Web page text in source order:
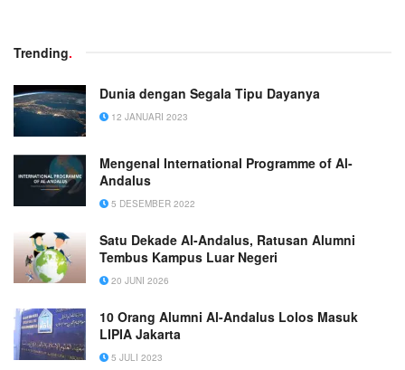
Trending.
Dunia dengan Segala Tipu Dayanya
12 JANUARI 2023
Mengenal International Programme of Al-
Andalus
5 DESEMBER 2022
Satu Dekade Al-Andalus, Ratusan Alumni
Tembus Kampus Luar Negeri
20 JUNI 2026
10 Orang Alumni Al-Andalus Lolos Masuk
LIPIA Jakarta
5 JULI 2023